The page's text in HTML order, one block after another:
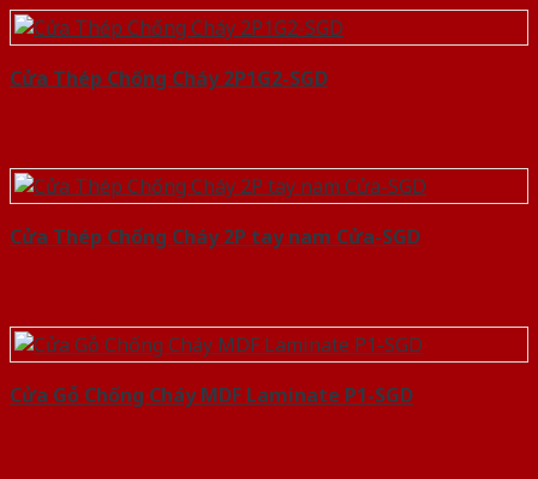
Cửa Thép Chống Cháy 2P1G2-SGD
Cửa Thép Chống Cháy 2P tay nam Cửa-SGD
Cửa Gỗ Chống Cháy MDF Laminate P1-SGD